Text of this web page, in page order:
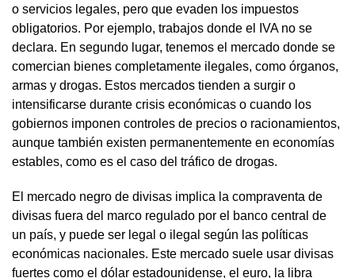
o servicios legales, pero que evaden los impuestos
obligatorios. Por ejemplo, trabajos donde el IVA no se
declara. En segundo lugar, tenemos el mercado donde se
comercian bienes completamente ilegales, como órganos,
armas y drogas. Estos mercados tienden a surgir o
intensificarse durante crisis económicas o cuando los
gobiernos imponen controles de precios o racionamientos,
aunque también existen permanentemente en economías
estables, como es el caso del tráfico de drogas.
El mercado negro de divisas implica la compraventa de
divisas fuera del marco regulado por el banco central de
un país, y puede ser legal o ilegal según las políticas
económicas nacionales. Este mercado suele usar divisas
fuertes como el dólar estadounidense, el euro, la libra